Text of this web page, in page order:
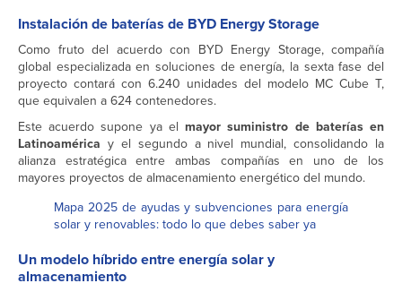
Instalación de baterías de BYD Energy Storage
Como fruto del acuerdo con BYD Energy Storage, compañía
global especializada en soluciones de energía, la sexta fase del
proyecto contará con 6.240 unidades del modelo MC Cube T,
que equivalen a 624 contenedores.
Este acuerdo supone ya el mayor suministro de baterías en
Latinoamérica y el segundo a nivel mundial, consolidando la
alianza estratégica entre ambas compañías en uno de los
mayores proyectos de almacenamiento energético del mundo.
Mapa 2025 de ayudas y subvenciones para energía
solar y renovables: todo lo que debes saber ya
Un modelo híbrido entre energía solar y
almacenamiento